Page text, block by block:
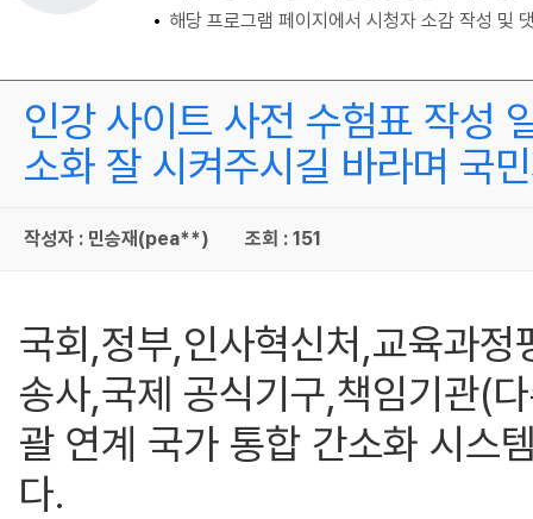
해당 프로그램 페이지에서 시청자 소감 작성 및
인강 사이트 사전 수험표 작성
소화 잘 시켜주시길 바라며 국
작성자 : 민승재(pea**) 조회 : 151
국회,정부,인사혁신처,교육과
송사,국제 공식기구,책임기관(
괄 연계 국가 통합 간소화 시스
다.